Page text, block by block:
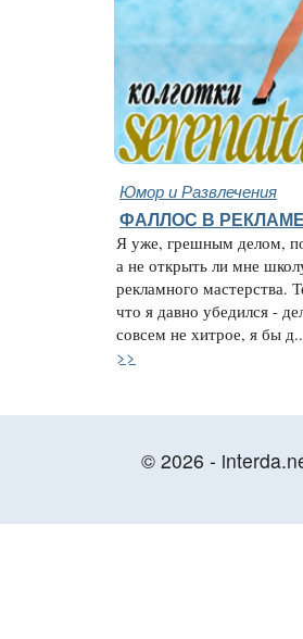
Юмор и Развлечения
ФАЛЛОС В РЕКЛАМЕ
Я уже, грешным делом,
а не открыть ли мне
рекламного мастерства.
что я давно убедился -
совсем не хитрое, я бы
>>
© 2026 -